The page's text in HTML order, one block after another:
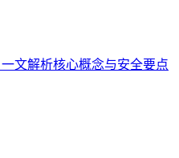
文解析核心概念与安全要点